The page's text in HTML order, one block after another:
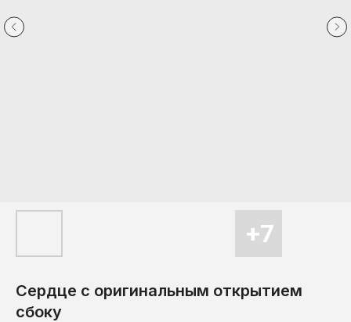
Сердце с оригинальным открытием
сбоку